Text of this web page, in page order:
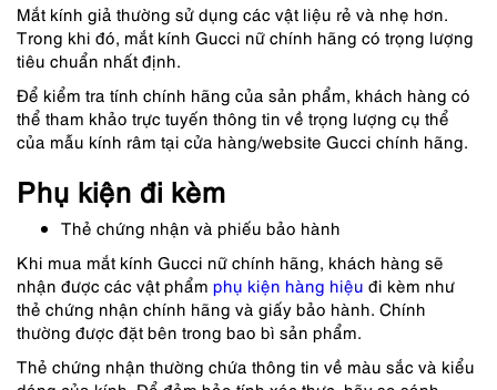
Mắt kính giả thường sử dụng các vật liệu rẻ và nhẹ hơn.
Trong khi đó, mắt kính Gucci nữ chính hãng có trọng lượng
tiêu chuẩn nhất định.
Để kiểm tra tính chính hãng của sản phẩm, khách hàng có
thể tham khảo trực tuyến thông tin về trọng lượng cụ thể
của mẫu kính râm tại cửa hàng/website Gucci chính hãng.
Phụ kiện đi kèm
Thẻ chứng nhận và phiếu bảo hành
Khi mua mắt kính Gucci nữ chính hãng, khách hàng sẽ
nhận được các vật phẩm phụ kiện hàng hiệu đi kèm như
thẻ chứng nhận chính hãng và giấy bảo hành. Chính
thường được đặt bên trong bao bì sản phẩm.
Thẻ chứng nhận thường chứa thông tin về màu sắc và kiểu